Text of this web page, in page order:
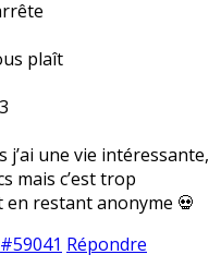
plaît
j’ai une vie intéressante,
mais c’est trop
restant anonyme 💀
#59041 Répondre